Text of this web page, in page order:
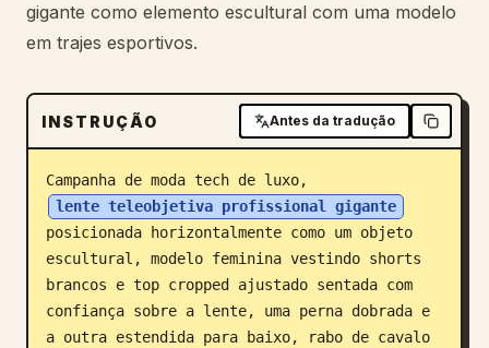
Preços
Transferir
Blogue
Atualizações
gigante como elemento escultural com uma modelo
em trajes esportivos.
INSTRUÇÃO Antes da tradução
Campanha de moda tech de luxo,
lente teleobjetiva profissional gigante
posicionada horizontalmente como um objeto
escultural, modelo feminina vestindo shorts
brancos e top cropped ajustado sentada com
confiança sobre a lente, uma perna dobrada e
a outra estendida para baixo, rabo de cavalo